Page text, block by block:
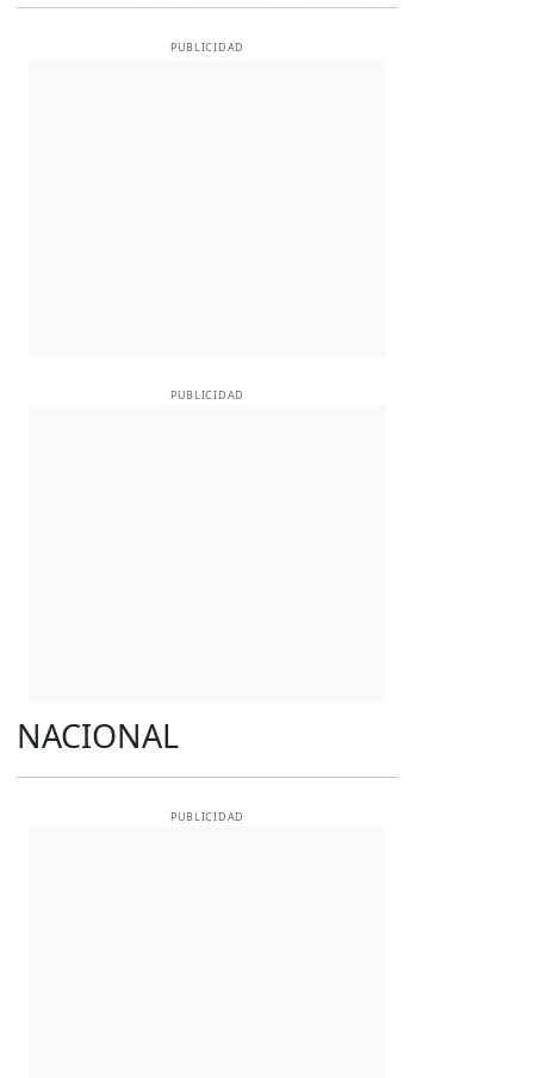
PUBLICIDAD
PUBLICIDAD
NACIONAL
PUBLICIDAD